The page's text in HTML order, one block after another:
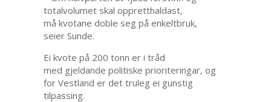
totalvolumet skal oppretthaldast,
må kvotane doble seg på enkeltbruk,
seier Sunde.
Ei kvote på 200 tonn er i tråd
med gjeldande politiske prioriteringar, og
for Vestland er det truleg ei gunstig
tilpassing.